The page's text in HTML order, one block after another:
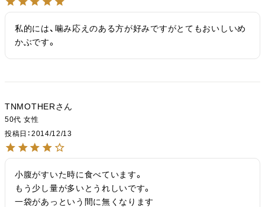
私的には、噛み応えのある方が好みですがとてもおいしいめ
かぶです。
TNMOTHER
50代 女性
投稿日
2014/12/13
小腹がすいた時に食べています。
もう少し量が多いとうれしいです。
一袋があっという間に無くなります